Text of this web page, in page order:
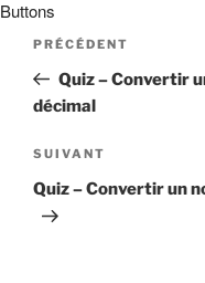
Navigation
l’article
Article
précédent
PRÉCÉDENT
Quiz – Convertir
décimal
Article
suivant
SUIVANT
Quiz – Convertir un